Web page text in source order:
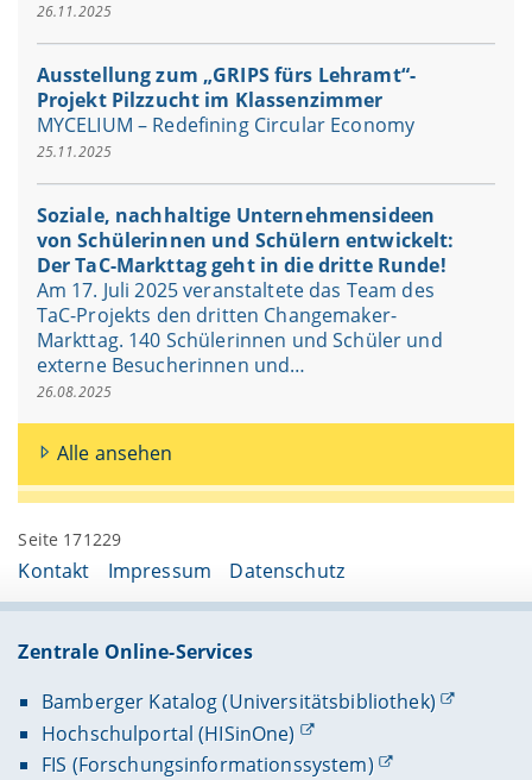
26.11.2025
Ausstellung zum „GRIPS fürs Lehramt“-
Projekt Pilzzucht im Klassenzimmer
MYCELIUM – Redefining Circular Economy
25.11.2025
Soziale, nachhaltige Unternehmensideen
von Schülerinnen und Schülern entwickelt:
Der TaC-Markttag geht in die dritte Runde!
Am 17. Juli 2025 veranstaltete das Team des
TaC-Projekts den dritten Changemaker-
Markttag. 140 Schülerinnen und Schüler und
externe Besucherinnen und…
26.08.2025
Alle ansehen
Seite 171229
Kontakt Impressum Datenschutz
Zentrale Online-Services
Bamberger Katalog (Universitätsbibliothek)
Hochschulportal (HISinOne)
FIS (Forschungsinformationssystem)